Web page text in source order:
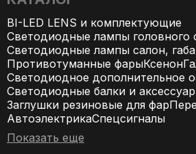
BI-LED LENS и комплектующие
Светодиодные лампы головного
Светодиодные лампы салон,
Противотуманные фарыКсенон
Светодиодное дополнительное
Светодиодные балки и
Заглушки резиновые для фар
АвтоэлектрикаСпецсигналы
Показать еще